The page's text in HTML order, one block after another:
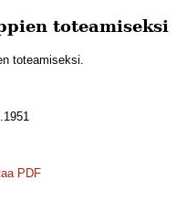
toteamiseksi
toteamiseksi.
PDF